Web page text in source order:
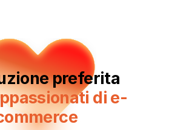
preferita
di e-